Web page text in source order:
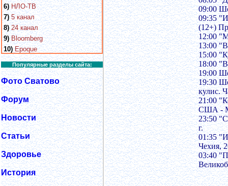
6) НЛО-ТВ
7) 5 канал
8) 24 канал
9) Bloomberg
10) Epoque
Популярные разделы сайта:
Фото Сватово
Форум
Новости
Статьи
Здоровье
История
09:00
09:35
(12+)
12:00
13:00
15:00
18:00
19:00
19:30
кулис.
21:00
США -
23:50
г.
01:35
Чехия,
03:40